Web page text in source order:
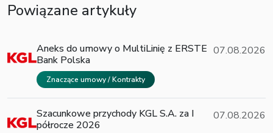
Powiązane artykuły
Aneks do umowy o MultiLinię z ERSTE
Bank Polska
Znaczące umowy / Kontrakty
07.08.2026
Szacunkowe przychody KGL S.A. za I
półrocze 2026
07.08.2026